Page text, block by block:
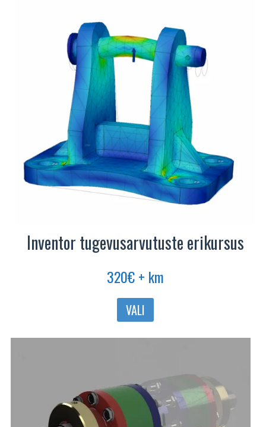
Inventor tugevusarvutuste erikursus
320€+ km
VALI
Sellel
Valikuid
saab
teha